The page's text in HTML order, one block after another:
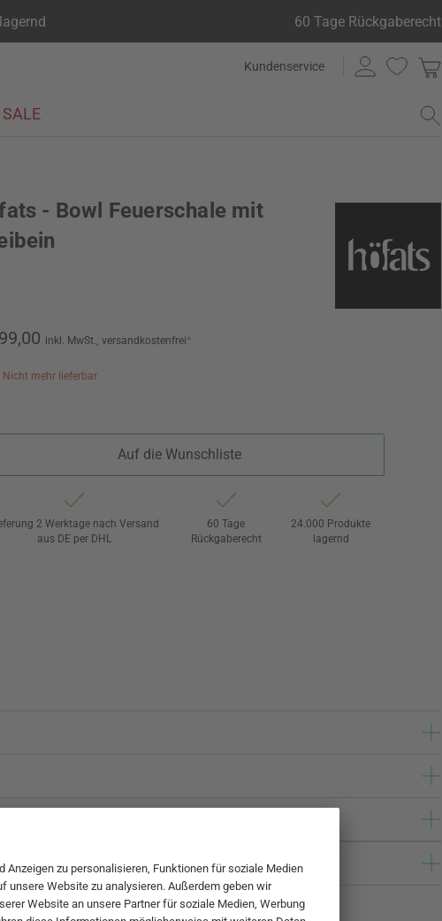
60 Tage Rückgaberecht
Kundenservice
SALE
- Bowl Feuerschale mit
inkl. MwSt., versandkostenfrei*
Nicht mehr lieferbar
Auf die Wunschliste
2 Werktage nach Versand
aus DE per DHL
60 Tage
Rückgaberecht
24.000 Produkte
lagernd